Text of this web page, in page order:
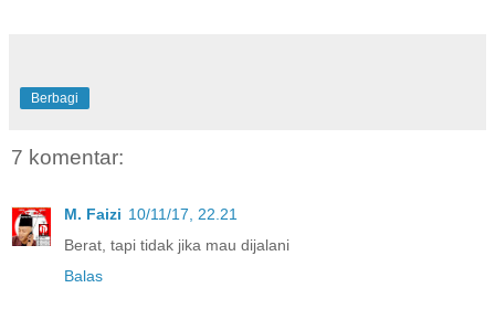
Berbagi
7 komentar:
M. Faizi 10/11/17, 22.21
Berat, tapi tidak jika mau dijalani
Balas